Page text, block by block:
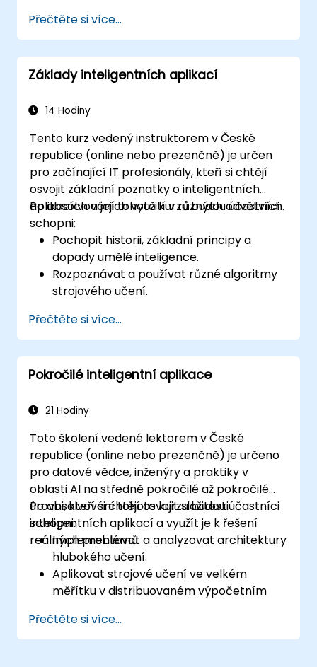
Přečtěte si více...
Základy inteligentních aplikací
14 Hodiny
Tento kurz vedený instruktorem v České
republice (online nebo prezenčně) je určen
pro začínající IT profesionály, kteří si chtějí
osvojit základní poznatky o inteligentních
aplikacích a jejich využití v různých odvětvích.
Po absolvování tohoto kurzu budou účastníci
schopni:
Pochopit historii, základní principy a
dopady umělé inteligence.
Rozpoznávat a používat různé algoritmy
strojového učení.
vhodná pro aplikace AI.
Identifikovat praktické uplatnění i
omezení umělé inteligence v jednotlivých
sektorech.
společenských dopadech technologie AI.
Přečtěte si více...
Pokročilé inteligentní aplikace
21 Hodiny
Toto školení vedené lektorem v České
republice (online nebo prezenčně) je určeno
pro datové vědce, inženýry a praktiky v
oblasti AI na středně pokročilé až pokročilé
úrovni, kteří si chtějí osvojit složitosti
inteligentních aplikací a využít je k řešení
reálných problémů.
Po absolvování tohoto kurzu budou účastníci
schopni:
Implementovat a analyzovat architektury
hlubokého učení.
Aplikovat strojové učení ve velkém
měřítku v distribuovaném výpočetním
Navrhovat a realizovat modely
posilovacího učení určené k rozhodování.
Přečtěte si více...